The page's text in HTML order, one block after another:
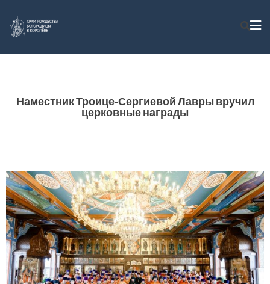
Наместник Троице-Сергиевой Лавры вручил
церковные награды